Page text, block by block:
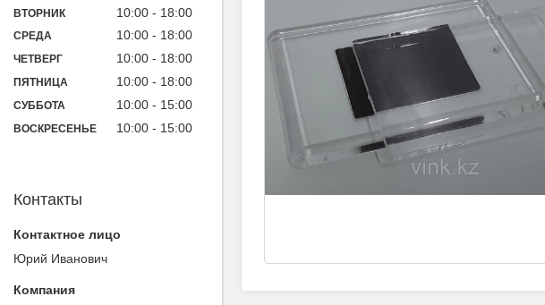
ВТОРНИК 10:00 18:00
СРЕДА 10:00 18:00
ЧЕТВЕРГ 10:00 18:00
ПЯТНИЦА 10:00 18:00
СУББОТА 10:00 15:00
ВОСКРЕСЕНЬЕ 10:00 15:00
Контакты
Юрий Иванович